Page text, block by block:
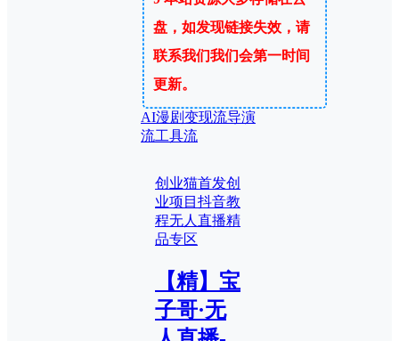
盘，如发现链接失效，请
联系我们我们会第一时间
更新。
AI漫剧变现流导演
流工具流
创业猫首发创
业项目 抖音教
程无人直播精
品专区
【精】宝
子哥·无